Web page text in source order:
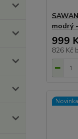
modrý
999
826 Kč
Novinka